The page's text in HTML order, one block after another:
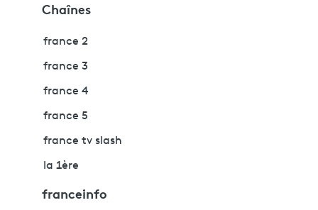
Chaînes
france 2
france 3
france 4
france 5
france tv slash
la 1ère
franceinfo